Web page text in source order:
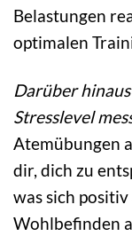
Belastungen
optimalen
Darüber
Stresslevel
Atemübungen
dir, dich zu
was sich
Wohlbefinden